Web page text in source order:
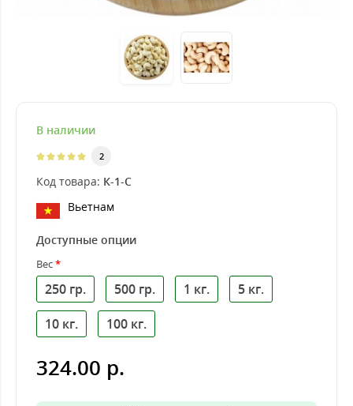
В наличии
2
Код товара: К-1-С
Вьетнам
Доступные опции
Вес
250 гр. 500 гр. 1 кг.
5 кг.
10 кг.
100 кг.
324.00 р.